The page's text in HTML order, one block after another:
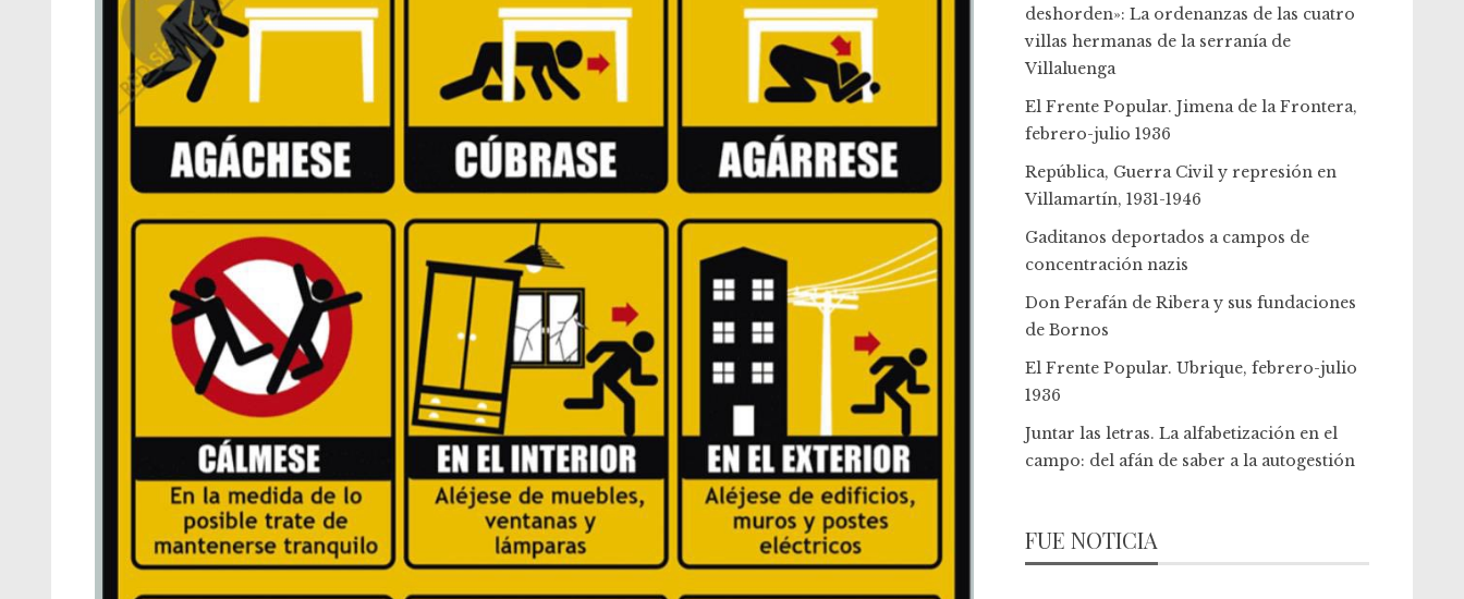
deshorden»: La ordenanzas de las cuatro
villas hermanas de la serranía de
Villaluenga
El Frente Popular. Jimena de la Frontera,
febrero-julio 1936
República, Guerra Civil y represión en
Villamartín, 1931-1946
Gaditanos deportados a campos de
concentración nazis
Don Perafán de Ribera y sus fundaciones
de Bornos
El Frente Popular. Ubrique, febrero-julio
1936
Juntar las letras. La alfabetización en el
campo: del afán de saber a la autogestión
FUE NOTICIA